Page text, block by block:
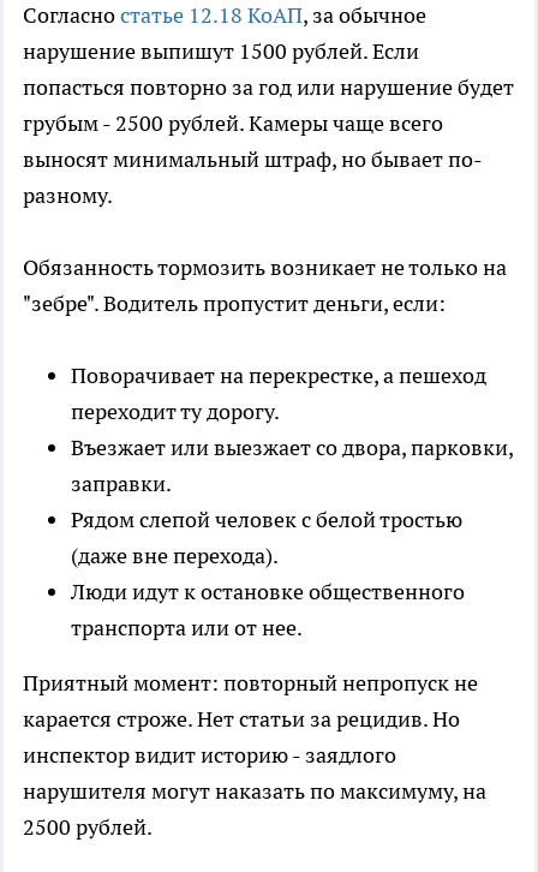
Согласностатье 12.18 КоАП, за обычное
нарушение выпишут 1500 рублей. Если
попасться повторно за год или нарушение будет
грубым - 2500 рублей. Камеры чаще всего
выносят минимальный штраф, но бывает по-
разному.
Обязанность тормозить возникает не только на
"зебре". Водитель пропустит деньги, если:
Поворачивает на перекрестке, а пешеход
переходит ту дорогу.
Въезжает или выезжает со двора, парковки,
заправки.
Рядом слепой человек с белой тростью
(даже вне перехода).
Люди идут к остановке общественного
транспорта или от нее.
Приятный момент: повторный непропуск не
карается строже. Нет статьи за рецидив. Но
инспектор видит историю - заядлого
нарушителя могут наказать по максимуму, на
2500 рублей.